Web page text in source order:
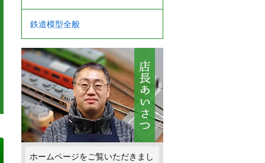
鉄道模型全般
ホームページをご覧いただきまし